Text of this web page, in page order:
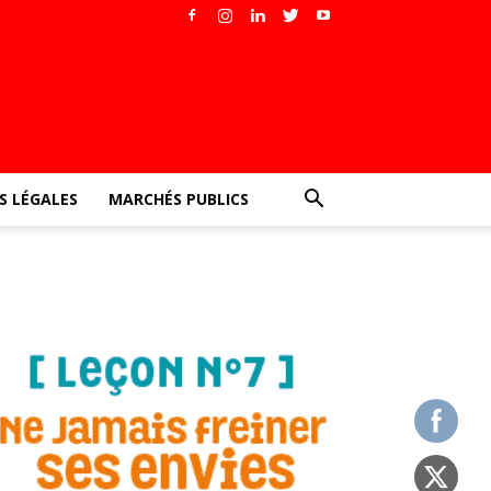
LÉGALES MARCHÉS PUBLICS